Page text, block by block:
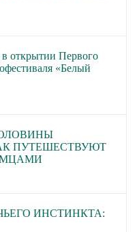
открытии Первого
«Белый
ПУТЕШЕСТВУЮТ
ИНСТИНКТА: